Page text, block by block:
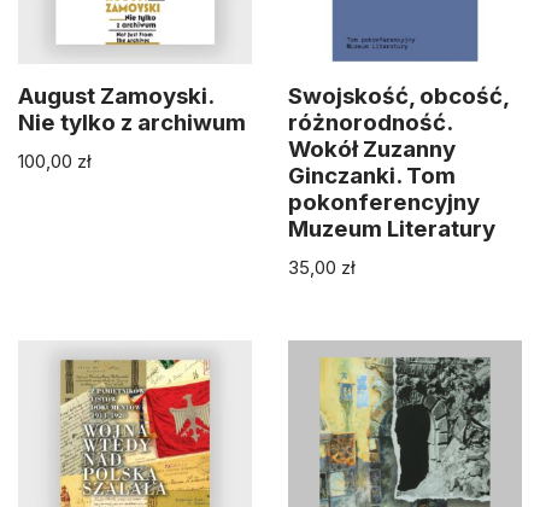
August Zamoyski.
Nie tylko z archiwum
100,00 zł
Swojskość, obcość,
różnorodność.
Wokół Zuzanny
Ginczanki. Tom
pokonferencyjny
Muzeum Literatury
35,00 zł